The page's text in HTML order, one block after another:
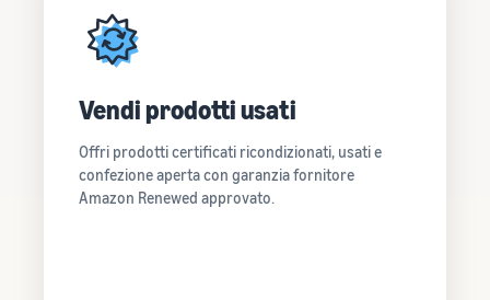
Vendi prodotti usati
Offri prodotti certificati ricondizionati, usati e
confezione aperta con garanzia fornitore
Amazon Renewed approvato.